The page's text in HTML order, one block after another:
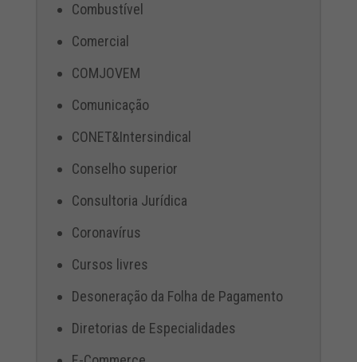
Combustível
Comercial
COMJOVEM
Comunicação
CONET&Intersindical
Conselho superior
Consultoria Jurídica
Coronavírus
Cursos livres
Desoneração da Folha de Pagamento
Diretorias de Especialidades